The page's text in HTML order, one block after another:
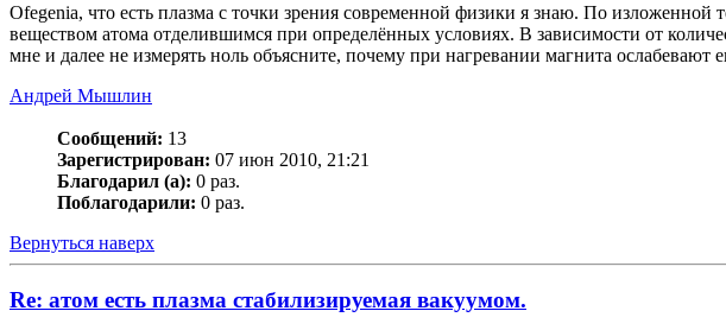
Оfegenia, что есть плазма с точки зрения современной физики я знаю. По
веществом атома отделившимся при определённых условиях. В зависимости от
мне и далее не измерять ноль объясните, почему при нагревании магнита ослабевают
Андрей Мышлин
Сообщений: 13
Зарегистрирован: 07 июн 2010, 21:21
Благодарил (а): 0 раз.
Поблагодарили: 0 раз.
Вернуться наверх
Re: атом есть плазма стабилизируемая вакуумом.